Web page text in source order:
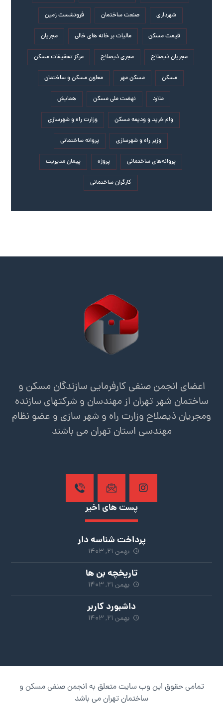
شهرداری صنعت ساختمان فرونشست زمین
قیمت مسکن مالیات بر خانه های خالی مجریان
مجریان ذیصلاح مجری ذیصلاح مرکز تحقیقات مسکن
مسکن مسکن مهر معاون مسکن و ساختمان
ملارد نهضت ملی مسکن همایش
وام خرید و ودیعه مسکن وزارت راه و شهرسازی
وزیر راه و شهرسازی پروانه ساختمانی
پروانه‌های ساختمانی پروژه پیمان مدیریت
کارگران ساختمانی
اعضای انجمن صنفی کارفرمایی سازندگان مسکن و
ساختمان شهر تهران از مهندسان و شرکتهای سازنده
ومجریان ذیصلاح وزارت راه و شهر سازی و عضو نظام
مهندسی استان تهران می باشند
پست های اخیر
پرداخت شناسه دار
بهمن ۲۱, ۱۴۰۳
تاریخچه بن ها
بهمن ۲۱, ۱۴۰۳
داشبورد کاربر
بهمن ۲۱, ۱۴۰۳
تمامی حقوق این وب سایت متعلق به انجمن صنفی مسکن و
ساختمان تهران می باشد